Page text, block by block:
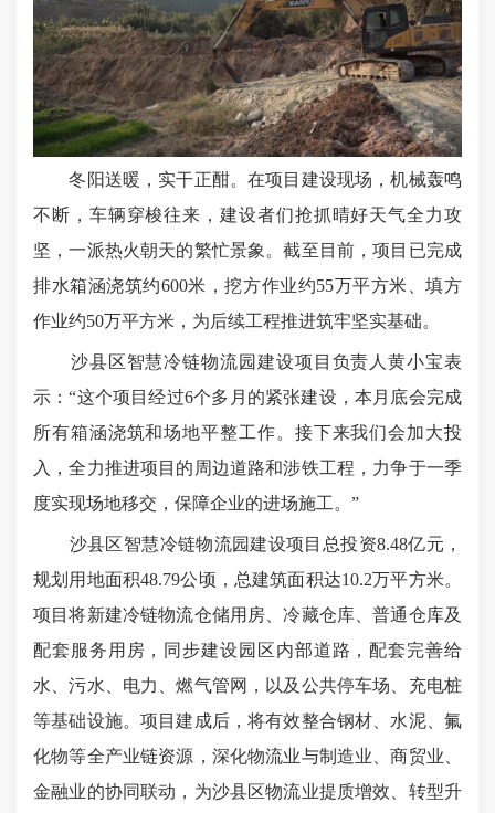
冬阳送暖，实干正酣。在项目建设现场，机械轰鸣
不断，车辆穿梭往来，建设者们抢抓晴好天气全力攻
坚，一派热火朝天的繁忙景象。截至目前，项目已完成
排水箱涵浇筑约600米，挖方作业约55万平方米、填方
作业约50万平方米，为后续工程推进筑牢坚实基础。
沙县区智慧冷链物流园建设项目负责人黄小宝表
示：“这个项目经过6个多月的紧张建设，本月底会完成
所有箱涵浇筑和场地平整工作。接下来我们会加大投
入，全力推进项目的周边道路和涉铁工程，力争于一季
度实现场地移交，保障企业的进场施工。”
沙县区智慧冷链物流园建设项目总投资8.48亿元，
规划用地面积48.79公顷，总建筑面积达10.2万平方米。
项目将新建冷链物流仓储用房、冷藏仓库、普通仓库及
配套服务用房，同步建设园区内部道路，配套完善给
水、污水、电力、燃气管网，以及公共停车场、充电桩
等基础设施。项目建成后，将有效整合钢材、水泥、氟
化物等全产业链资源，深化物流业与制造业、商贸业、
金融业的协同联动，为沙县区物流业提质增效、转型升